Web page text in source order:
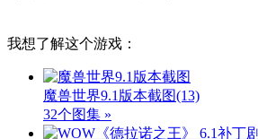
我想了解这个游戏：
魔兽世界9.1版本截图(13)
32个图集 »